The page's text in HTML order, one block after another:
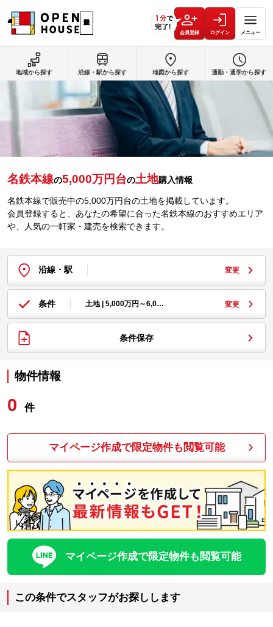
会員登録 ログイン メニュー
名鉄本線の5,000万円台の土地購入情報
名鉄本線で販売中の5,000万円台の土地を掲載しています。
会員登録すると、あなたの希望に合った名鉄本線のおすすめエリア
や、人気の一軒家・建売を検索できます。
沿線・駅 変更
条件 土地 | 5,000万円～6,0… 変更
条件保存
物件情報
0 件
マイページ作成で限定物件も閲覧可能
マイページ作成で限定物件も閲覧可能
この条件でスタッフがお探しします
地域から探す 沿線・駅から探す 地図から探す 通勤・通学から探す